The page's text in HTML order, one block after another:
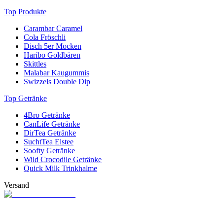
Top Produkte
Carambar Caramel
Cola Fröschli
Disch 5er Mocken
Haribo Goldbären
Skittles
Malabar Kaugummis
Swizzels Double Dip
Top Getränke
4Bro Getränke
CanLife Getränke
DirTea Getränke
SuchtTea Eistee
Soofty Getränke
Wild Crocodile Getränke
Quick Milk Trinkhalme
Versand